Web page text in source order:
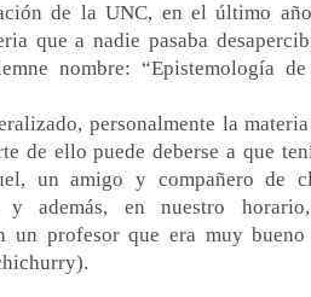
de la UNC, en el último
que a nadie pasaba
nombre: “Epistemología
personalmente la
de ello puede deberse a que
un amigo y compañero de
además, en nuestro
un profesor que era muy